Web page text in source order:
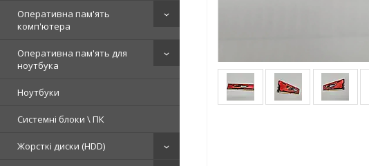
Оперативна пам'ять
комп'ютера
Оперативна пам'ять для
ноутбука
Ноутбуки
Системні блоки \ ПК
Жорсткі диски (HDD)